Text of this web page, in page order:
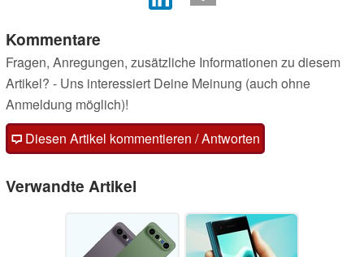
Kommentare
Fragen, Anregungen, zusätzliche Informationen zu diesem
Artikel? - Uns interessiert Deine Meinung (auch ohne
Anmeldung möglich)!
Diesen Artikel kommentieren / Antworten
Verwandte Artikel